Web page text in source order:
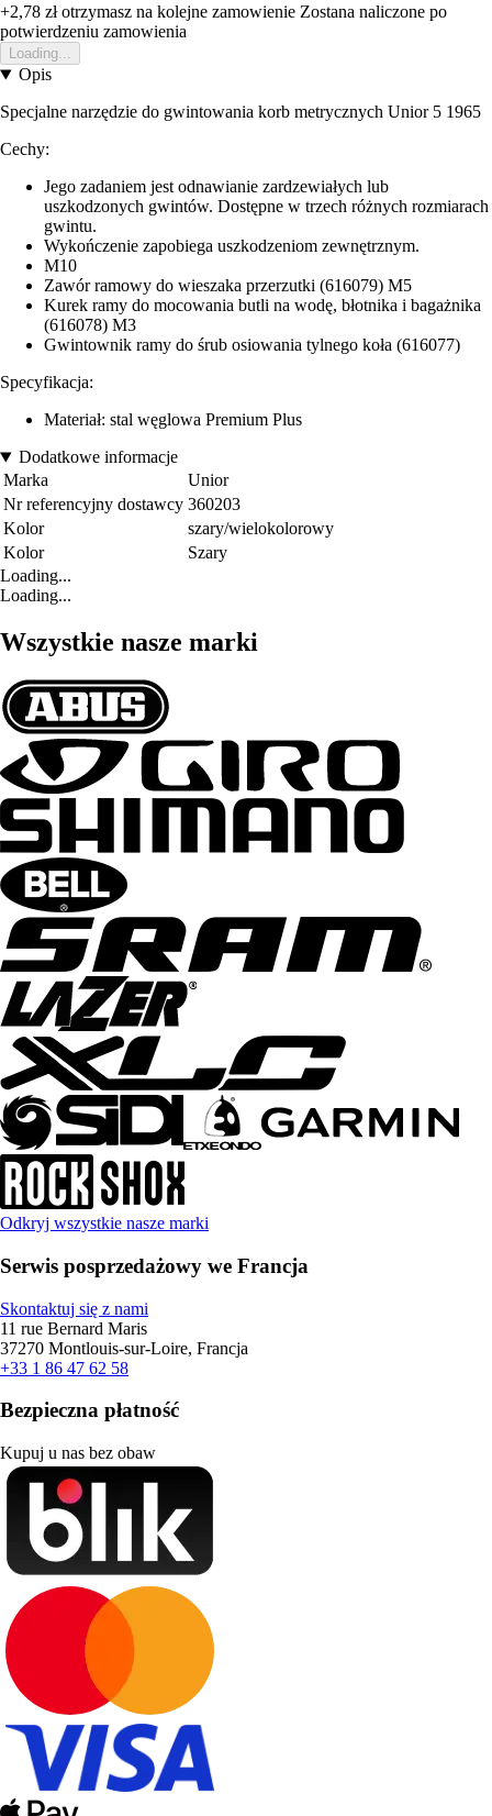
+2,78 złotrzymasz na kolejne zamowienie Zostana naliczone po
potwierdzeniu zamowienia
Loading...
Opis
Specjalne narzędzie do gwintowania korb metrycznych Unior 5 1965
Cechy:
Jego zadaniem jest odnawianie zardzewiałych lub
uszkodzonych gwintów. Dostępne w trzech różnych rozmiarach
gwintu.
Wykończenie zapobiega uszkodzeniom zewnętrznym.
M10
Zawór ramowy do wieszaka przerzutki (616079) M5
Kurek ramy do mocowania butli na wodę, błotnika i bagażnika
(616078) M3
Gwintownik ramy do śrub osiowania tylnego koła (616077)
Specyfikacja:
Materiał: stal węglowa Premium Plus
Dodatkowe informacje
Marka
Unior
Nr referencyjny dostawcy 360203
Kolor
szary/wielokolorowy
Kolor
Szary
Loading...
Loading...
Wszystkie nasze marki
Odkryj wszystkie nasze marki
Serwis posprzedażowy we Francja
Skontaktuj się z nami
11 rue Bernard Maris
37270 Montlouis-sur-Loire, Francja
+33 1 86 47 62 58
Bezpieczna płatność
Kupuj u nas bez obaw